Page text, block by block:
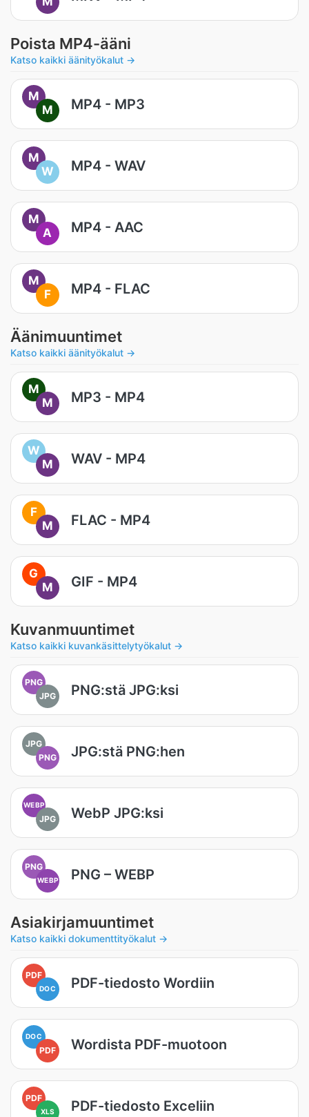
Poista MP4-ääni
Katso kaikki äänityökalut →
M
M
MP4 - MP3
M
W
MP4 - WAV
M
A
MP4 - AAC
M
F
MP4 - FLAC
Äänimuuntimet
Katso kaikki äänityökalut →
M
M
MP3 - MP4
W
M
WAV - MP4
F
M
FLAC - MP4
G
M
GIF - MP4
Kuvanmuuntimet
Katso kaikki kuvankäsittelytyökalut →
PNG
JPG
PNG:stä JPG:ksi
JPG
PNG
JPG:stä PNG:hen
WEBP
JPG WebP JPG:ksi
PNG
WEBP PNG – WEBP
Asiakirjamuuntimet
Katso kaikki dokumenttityökalut →
PDF
DOC PDF-tiedosto Wordiin
DOC
PDF Wordista PDF-muotoon
PDF
XLS PDF-tiedosto Exceliin